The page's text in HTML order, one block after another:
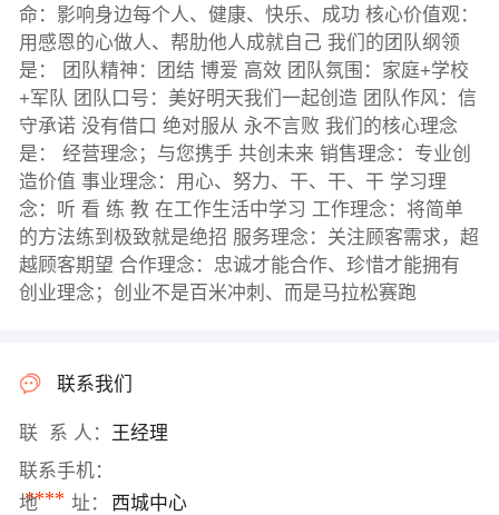
命：影响身边每个人、健康、快乐、成功 核心价值观：
用感恩的心做人、帮肋他人成就自己 我们的团队纲领
是： 团队精神：团结 博爱 高效 团队氛围：家庭+学校
+军队 团队口号：美好明天我们一起创造 团队作风：信
守承诺 没有借口 绝对服从 永不言败 我们的核心理念
是： 经营理念；与您携手 共创未来 销售理念：专业创
造价值 事业理念：用心、努力、干、干、干 学习理
念：听 看 练 教 在工作生活中学习 工作理念：将简单
的方法练到极致就是绝招 服务理念：关注顾客需求，超
越顾客期望 合作理念：忠诚才能合作、珍惜才能拥有
创业理念；创业不是百米冲刺、而是马拉松赛跑
联系我们
联 系 人： 王经理
联系手机：
****
地 址： 西城中心